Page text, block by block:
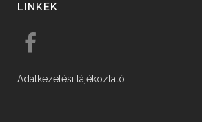
LINKEK
Adatkezelési tájékoztató